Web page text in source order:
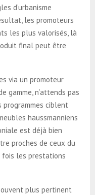
d’urbanisme
les promoteurs
les plus valorisés, là
final peut être
via un promoteur
gamme, n’attends pas
programmes ciblent
haussmanniens
est déjà bien
proches de ceux du
fois les prestations
plus pertinent